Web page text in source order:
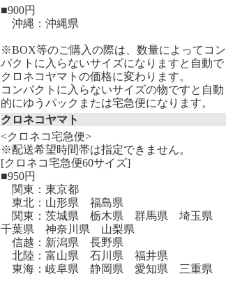
■900円
沖縄：沖縄県
※BOX等のご購入の際は、数量によってコン
パクトに入らないサイズになりますと自動で
クロネコヤマトの価格に変わります。
コンパクトに入らないサイズの物ですと自動
的にゆうパックまたは宅急便になります。
クロネコヤマト
<クロネコ宅急便>
※配送希望時間帯は指定できません。
[クロネコ宅急便60サイズ]
■950円
関東：東京都
東北：山形県 福島県
関東：茨城県 栃木県 群馬県 埼玉県
千葉県 神奈川県 山梨県
信越：新潟県 長野県
北陸：富山県 石川県 福井県
東海：岐阜県 静岡県 愛知県 三重県